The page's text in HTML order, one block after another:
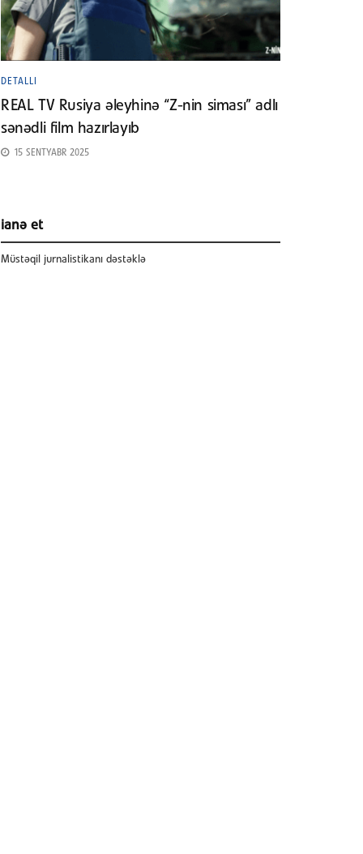
DETALLI
REAL TV Rusiya əleyhinə “Z-nin siması” adlı
sənədli film hazırlayıb
15 SENTYABR 2025
ianə et
Müstəqil jurnalistikanı dəstəklə